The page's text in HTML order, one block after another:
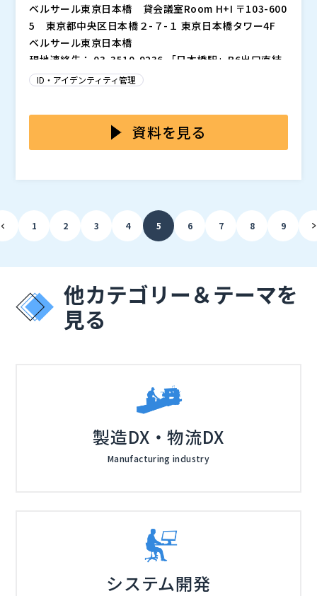
ベルサール東京日本橋 貸会議室Room H+I 〒103-600
5 東京都中央区日本橋２-７-１ 東京日本橋タワー4F
ベルサール東京日本橋
現地連絡先： 03-3510-9236 「日本橋駅」B6出口直結
（銀座線・東西線・浅草線） 「三越前駅」B6出口徒歩3
る一方です。企業の重要情報が侵害される事例が頻発し
ており、企業の信頼とブランドに大きな打撃を与える事
至ることで、経済的な損失を生じさせることもありま
重要性を増しています。
能性が高まっている中で、インフラの心臓部であるActi
います。実際、「Conti」と呼ばれるランサムウェアグ
ループがADへの攻撃手法を戦術の一つとし、標的とし
ていたことが流出したハンドブックから明らかになって
ADの管理は専門的な知識と時間を要求します。しか
し、中堅中小企業のようなリソースが不足しがちな情報
システム部門でAD管理を万全に行うのは非常に困難で
態とは言えません。
実現するかを解説します。 「ADManager Plus」で、A
Dの一元管理を実現し、セキュリティリスクの低減とコ
ンプライアンス遵守を実現する方法をご紹介する予定で
達成することが可能となります。 オンプレミスのActiv
e Directoryを使っており、管理の効率化とセキュリテ
ィ強化の両輪を実現したいとお考えの方はぜひご参加く
・ゾーホージャパン株式会社：現代ビジネスのためのセ
キュアなActive Directory ユーザー管理の実現方法 ・
）
株式会社ソフトクリエイト（）
株式会社オープンソース活用研究所（
ID・アイデンティティ管理
資料を見る
1 2 3 4 5 6 7 8 9
他カテゴリー＆テーマを
見る
製造DX・物流DX
Manufacturing industry
システム開発